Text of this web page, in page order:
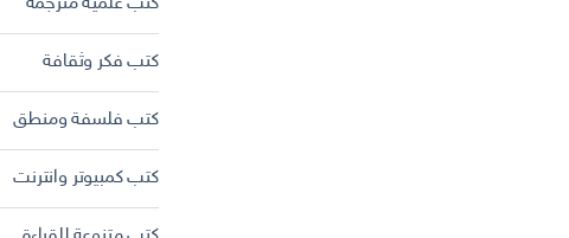
كتب علمية مترجمة
كتب فكر وثقافة
كتب فلسفة ومنطق
كتب كمبيوتر وانترنت